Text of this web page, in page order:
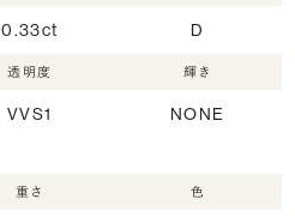
0.33ct D
透明度
VVS1
輝き
NONE
重さ 色